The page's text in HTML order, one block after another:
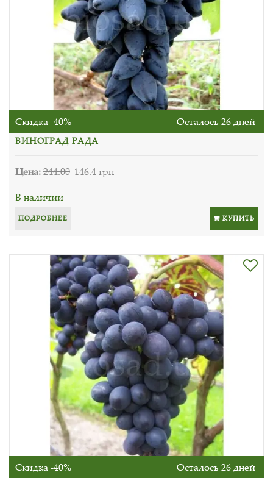
Скидка -40% Осталось 26 дней
ВИНОГРАД РАДА
Цена:244.00 146.4 грн
В наличии
ПОДРОБНЕЕ КУПИТЬ
Скидка -40% Осталось 26 дней